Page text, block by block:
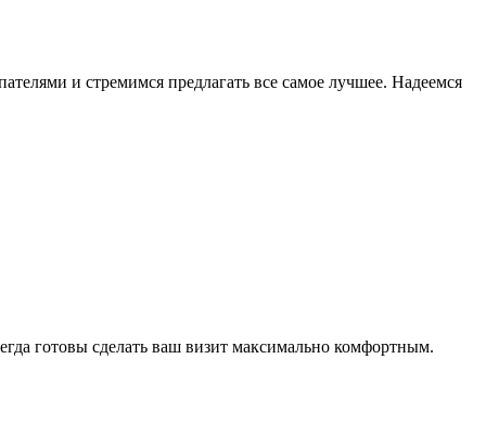
и стремимся предлагать все самое лучшее. Надеемся
готовы сделать ваш визит максимально комфортным.